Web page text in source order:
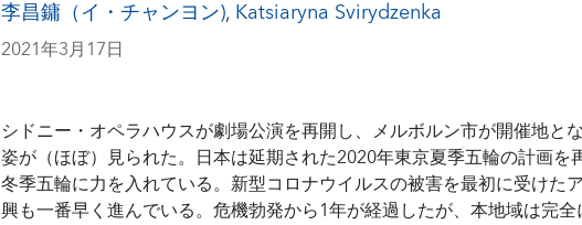
李昌鏞（イ・チャンヨン),Katsiaryna Svirydzenka
2021年3月17日
シドニー・オペラハウスが劇場公演を再開し、メルボルン市が開催地と
姿が（ほぼ）見られた。日本は延期された2020年東京夏季五輪の計画を
冬季五輪に力を入れている。新型コロナウイルスの被害を最初に受けた
興も一番早く進んでいる。危機勃発から1年が経過したが、本地域は完